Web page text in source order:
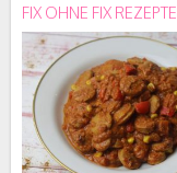
FIX OHNE FIX REZEPTE